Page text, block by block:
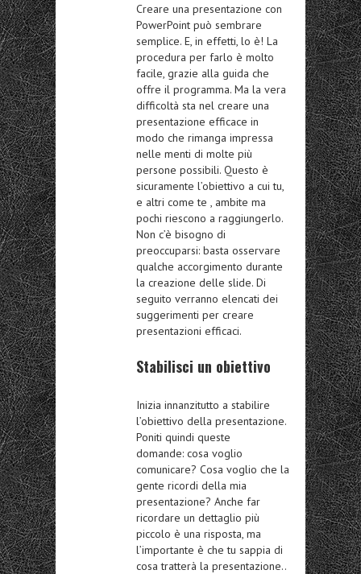
Creare una presentazione con
PowerPoint può sembrare
semplice. E, in effetti, lo è! La
procedura per farlo è molto
facile, grazie alla guida che
offre il programma. Ma la vera
difficoltà sta nel creare una
presentazione efficace in
modo che rimanga impressa
nelle menti di molte più
persone possibili. Questo è
sicuramente l’obiettivo a cui tu,
e altri come te , ambite ma
pochi riescono a raggiungerlo.
Non c’è bisogno di
preoccuparsi: basta osservare
qualche accorgimento durante
la creazione delle slide. Di
seguito verranno elencati dei
suggerimenti per creare
presentazioni efficaci.
Stabilisci un obiettivo
Inizia innanzitutto a stabilire
l’obiettivo della presentazione.
Poniti quindi queste
domande: cosa voglio
comunicare? Cosa voglio che la
gente ricordi della mia
presentazione? Anche far
ricordare un dettaglio più
piccolo è una risposta, ma
l’importante è che tu sappia di
cosa tratterà la presentazione..